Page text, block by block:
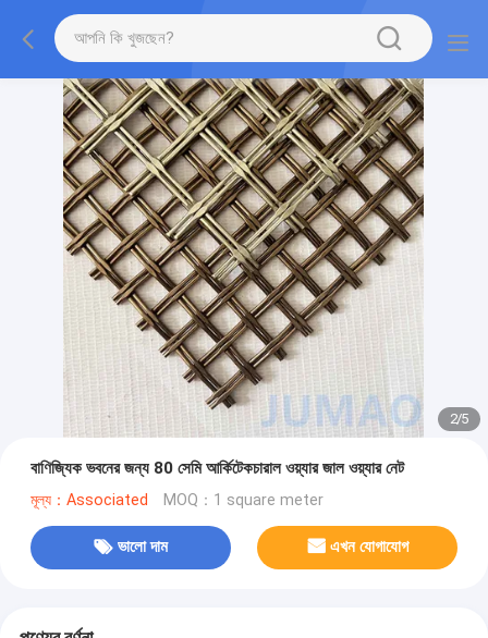
2/5
বাণিজ্যিক ভবনের জন্য 80 সেমি আর্কিটেকচারাল ওয়্যার জাল ওয়্যার নেট
মূল্য：Associated MOQ：1 square meter
ভালো দাম এখন যোগাযোগ